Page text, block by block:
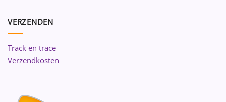
VERZENDEN
Track en trace
Verzendkosten